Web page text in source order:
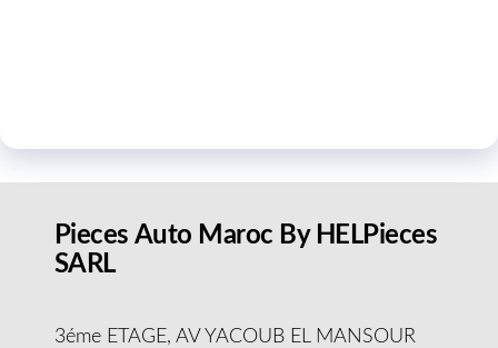
Pieces Auto Maroc By HELPieces
SARL
3éme ETAGE, AV YACOUB EL MANSOUR